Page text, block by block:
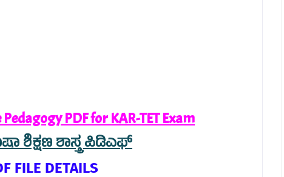
PDF for KAR-TET Exam
ಶಿಕ್ಷಣ ಶಾಸ್ತ್ರ ಪಿಡಿಎಫ್
FILE DETAILS